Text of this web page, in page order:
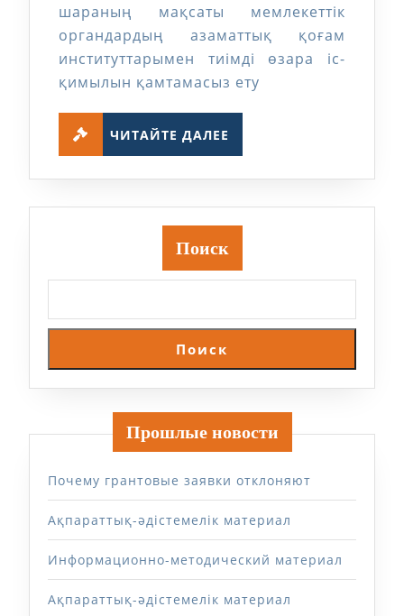
шараның мақсаты мемлекеттік
органдардың азаматтық қоғам
институттарымен тиімді өзара іс-
қимылын қамтамасыз ету
ЧИТАЙТЕ ДАЛЕЕ
Поиск
Поиск
Прошлые новости
Почему грантовые заявки отклоняют
Ақпараттық-әдістемелік материал
Информационно-методический материал
Ақпараттық-әдістемелік материал